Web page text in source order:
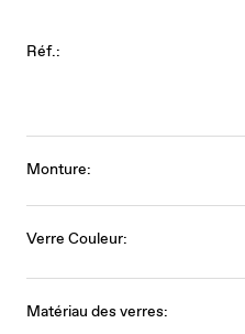
Réf.:
Monture:
Verre Couleur:
Matériau des verres: